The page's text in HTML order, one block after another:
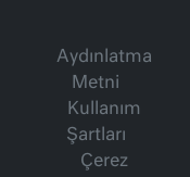
Aydınlatma
Metni
Kullanım
Şartları
Çerez